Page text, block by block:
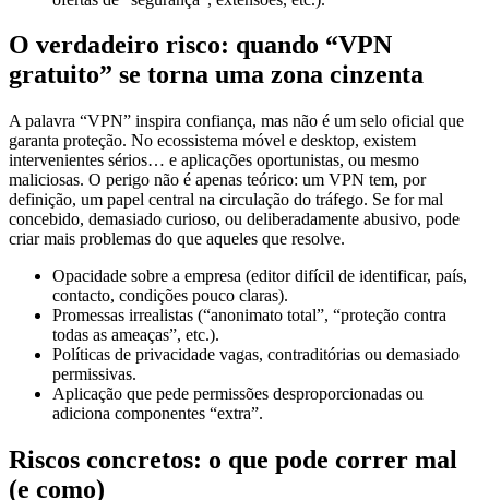
gratuito” se torna uma zona cinzenta
garanta proteção. No ecossistema móvel e desktop, existem
intervenientes sérios… e aplicações oportunistas, ou mesmo
maliciosas. O perigo não é apenas teórico: um VPN tem, por
definição, um papel central na circulação do tráfego. Se for mal
concebido, demasiado curioso, ou deliberadamente abusivo, pode
criar mais problemas do que aqueles que resolve.
contacto, condições pouco claras).
Promessas irrealistas (“anonimato total”, “proteção contra
todas as ameaças”, etc.).
Políticas de privacidade vagas, contraditórias ou demasiado
permissivas.
Aplicação que pede permissões desproporcionadas ou
adiciona componentes “extra”.
(e como)